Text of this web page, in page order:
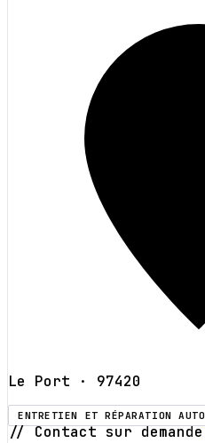
Le Port · 97420
ENTRETIEN ET RÉPARATION AUTO
// Contact sur demande